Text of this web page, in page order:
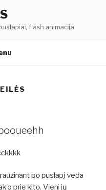
flash animacija
po puslapį veda
prie kito. Vieni jų